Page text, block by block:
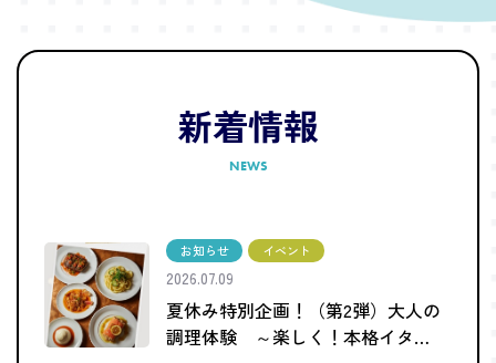
新着情報
NEWS
お知らせ イベント
2026.07.09
夏休み特別企画！（第2弾）大人の
調理体験 ～楽しく！本格イタ…